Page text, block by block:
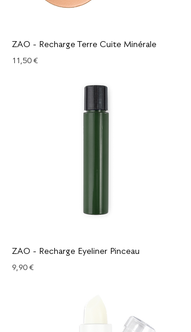
ZAO - Recharge Terre Cuite Minérale
Prix
11,50 €
ZAO - Recharge Eyeliner Pinceau
Prix
9,90 €